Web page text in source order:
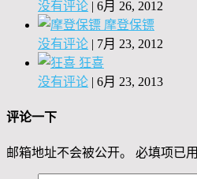
没有评论 | 6月 26, 2012
摩登保镖
没有评论 | 7月 23, 2012
狂喜
没有评论 | 6月 23, 2013
评论一下
邮箱地址不会被公开。 必填项已用